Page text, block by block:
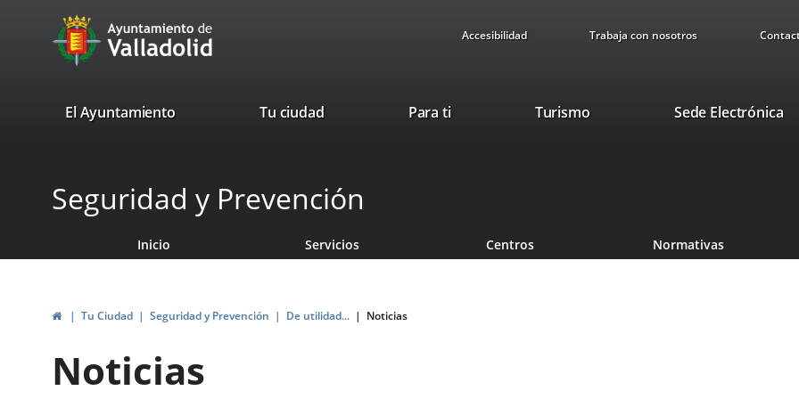
Portal
Web
Ayuntamiento
Valladolid
Accesibilidad Trabaja con nosotros
valladolid.es
El Ayuntamiento Tu ciudad Para ti TurismoEste
Sede Electrónica
Seguridad y Prevención
Inicio Servicios Centros Normativas
InicioTu Ciudad Seguridad y Prevención De utilidad... Noticias
Noticias